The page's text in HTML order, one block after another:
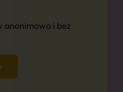
anonimowo i bez